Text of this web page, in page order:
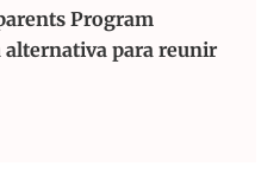
Program
alternativa para reunir